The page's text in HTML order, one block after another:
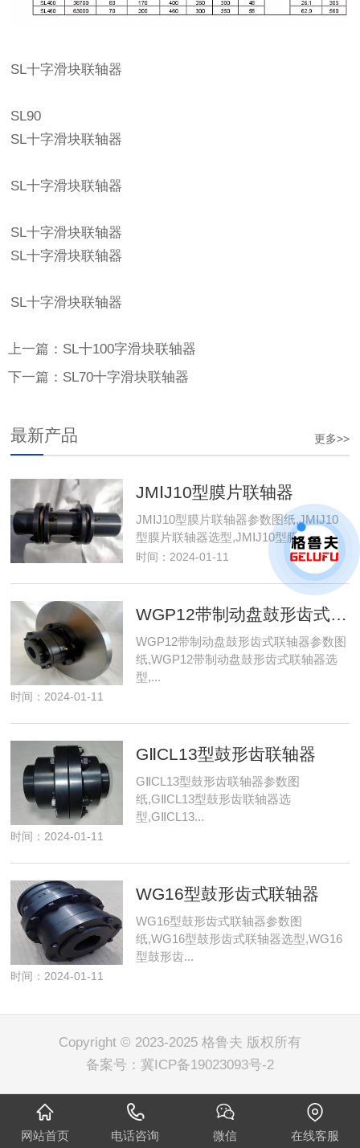
SL十字滑块联轴器
SL90
SL十字滑块联轴器
SL十字滑块联轴器
SL十字滑块联轴器
SL十字滑块联轴器
SL十字滑块联轴器
上一篇：SL十100字滑块联轴器
下一篇：SL70十字滑块联轴器
更多>>
最新产品
JMⅠJ10型膜片联轴器
JMⅠJ10型膜片联轴器参数图纸,JMⅠJ10
型膜片联轴器选型,JMⅠJ10型膜...
时间：2024-01-11
WGP12带制动盘鼓形齿式联轴器
WGP12带制动盘鼓形齿式联轴器参数图
纸,WGP12带制动盘鼓形齿式联轴器选
型,...
时间：2024-01-11
GⅡCL13型鼓形齿联轴器
GⅡCL13型鼓形齿联轴器参数图
纸,GⅡCL13型鼓形齿联轴器选
型,GⅡCL13...
时间：2024-01-11
WG16型鼓形齿式联轴器
WG16型鼓形齿式联轴器参数图
纸,WG16型鼓形齿式联轴器选型,WG16
型鼓形齿...
时间：2024-01-11
Copyright © 2023-2025 格鲁夫 版权所有
备案号： 冀ICP备19023093号-2
网站首页 电话咨询 微信 在线客服